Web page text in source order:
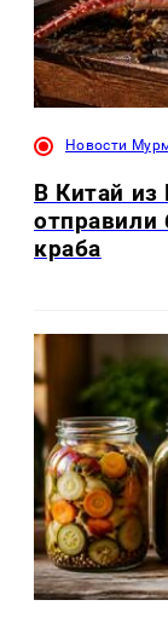
Новости
В Китай из
отправили
краба